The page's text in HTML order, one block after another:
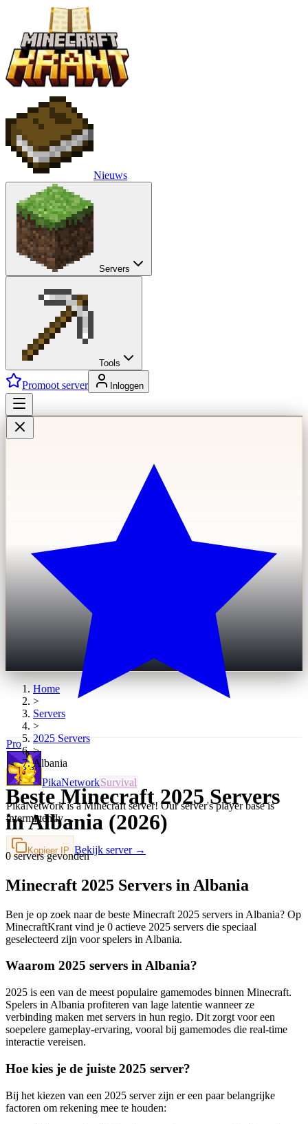
Nieuws
Servers
Tools
Promoot server Inloggen
Pro
PikaNetworkSurvival
PikaNetwork is a Minecraft server! Our server's player base is
intermittently…
Kopieer IP Bekijk server →
Home
>
Servers
>
2025Servers
>
Albania
Beste Minecraft 2025 Servers
in Albania (2026)
0 servers gevonden
Minecraft 2025 Servers in Albania
Ben je op zoek naar de beste Minecraft 2025 servers in Albania? Op
MinecraftKrant vind je 0 actieve 2025 servers die speciaal
geselecteerd zijn voor spelers in Albania.
Waarom 2025 servers in Albania?
2025 is een van de meest populaire gamemodes binnen Minecraft.
Spelers in Albania profiteren van lage latentie wanneer ze
verbinding maken met servers in hun regio. Dit zorgt voor een
soepelere gameplay-ervaring, vooral bij gamemodes die real-time
interactie vereisen.
Hoe kies je de juiste 2025 server?
Bij het kiezen van een 2025 server zijn er een paar belangrijke
factoren om rekening mee te houden: